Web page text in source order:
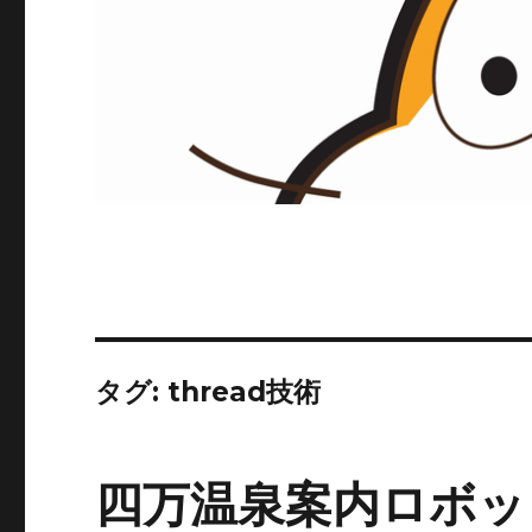
タグ: thread技術
四万温泉案内ロボ